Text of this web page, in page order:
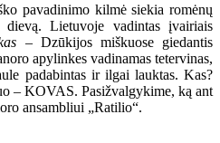
pavadinimo kilmė siekia romėnų
Lietuvoje vadintas įvairiais
– Dzūkijos miškuose giedantis
apylinkes vadinamas tetervinas,
padabintas ir ilgai lauktas. Kas?
– KOVAS. Pasižvalgykime, ką ant
ansambliui „Ratilio“.